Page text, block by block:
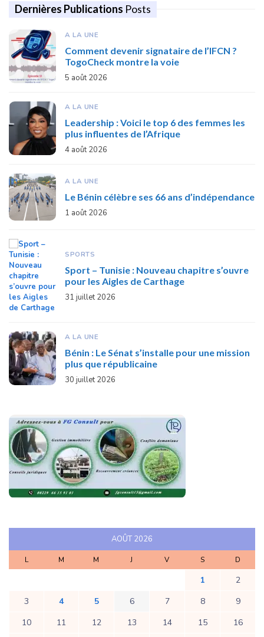
Dernières Publications Posts
A LA UNE
Comment devenir signataire de l’IFCN ?
TogoCheck montre la voie
5 août 2026
A LA UNE
Leadership : Voici le top 6 des femmes les
plus influentes de l’Afrique
4 août 2026
A LA UNE
Le Bénin célèbre ses 66 ans d’indépendance
1 août 2026
SPORTS
Sport – Tunisie : Nouveau chapitre s’ouvre
pour les Aigles de Carthage
31 juillet 2026
A LA UNE
Bénin : Le Sénat s’installe pour une mission
plus que républicaine
30 juillet 2026
AOÛT 2026
L M M J V S D
1
2
3
4 5 6 7 8
9
10
11 12 13 14 15
16